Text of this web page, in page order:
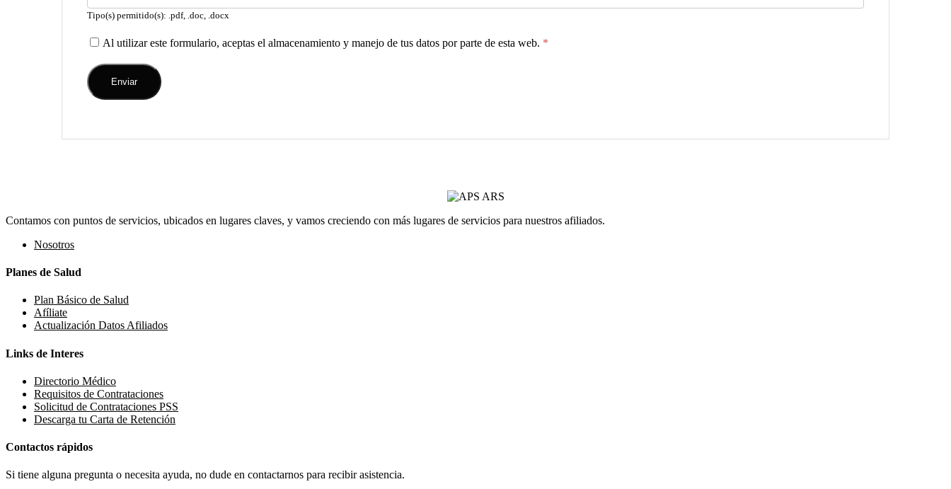
Tipo(s) permitido(s): .pdf, .doc, .docx
Al utilizar este formulario, aceptas el almacenamiento y manejo de tus datos por parte de esta web. *
Contamos con puntos de servicios, ubicados en lugares claves, y vamos creciendo con más lugares de servicios para nuestros afiliados.
Nosotros
Planes de Salud
Plan Básico de Salud
Afíliate
Actualización Datos Afiliados
Links de Interes
Directorio Médico
Requisitos de Contrataciones
Solicitud de Contrataciones PSS
Descarga tu Carta de Retención
Contactos rápidos
Si tiene alguna pregunta o necesita ayuda, no dude en contactarnos para recibir asistencia.